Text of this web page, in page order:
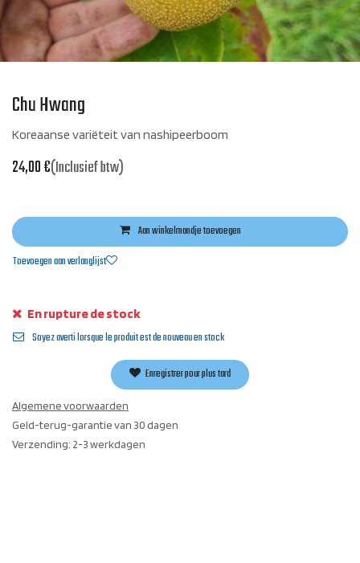
Chu Hwang
Koreaanse variëteit van nashipeerboom
24,00€(Inclusief btw)
Aan winkelmandje toevoegen
Toevoegen aan verlanglijst
En rupture de stock
Soyez averti lorsque le produit est de nouveau en stock
Enregistrer pour plus tard
Algemene voorwaarden
Geld-terug-garantie van 30 dagen
Verzending: 2-3 werkdagen